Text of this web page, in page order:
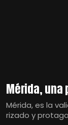
Mérida, una
Mérida, es la
rizado y